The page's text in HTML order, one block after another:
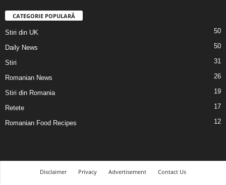
CATEGORIE POPULARĂ
Stiri din UK 50
Daily News 50
Stiri 31
Romanian News 26
Stiri din Romania 19
Retete 17
Romanian Food Recipes 12
Disclaimer Privacy Advertisement
Contact Us